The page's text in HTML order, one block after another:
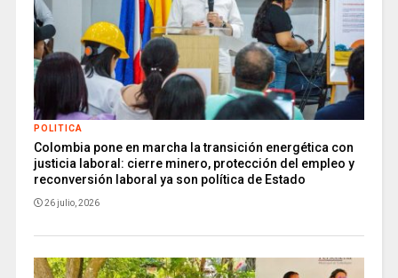
POLITICA
Colombia pone en marcha la transición energética con
justicia laboral: cierre minero, protección del empleo y
reconversión laboral ya son política de Estado
26 julio, 2026